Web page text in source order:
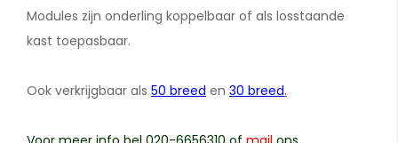
Modules zijn onderling koppelbaar of als losstaande
kast toepasbaar.
Ook verkrijgbaar als 50 breed en 30 breed.